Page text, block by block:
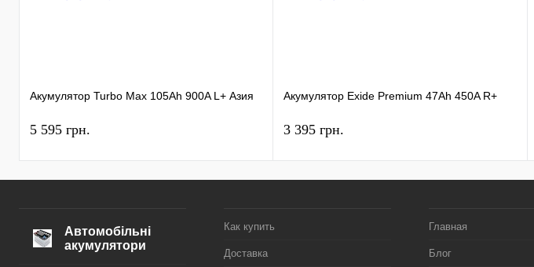
Акумулятор Turbo Max 105Ah 900A L+ Азия
5 595 грн.
Акумулятор Exide Premium 47Ah 450A R+
3 395 грн.
Автомобільні
акумулятори
Как купить
Доставка
Главная
Блог